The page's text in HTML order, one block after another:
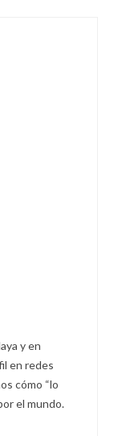
y en
en redes
cómo “lo
el mundo.